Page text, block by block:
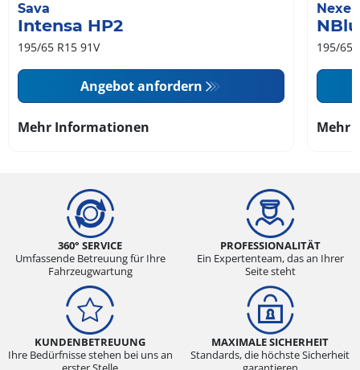
Sava
Intensa HP2
195/65 R15 91V
Angebot anfordern
Mehr Informationen
Nexen
195/65
Mehr
360° SERVICE
Umfassende Betreuung für Ihre
Fahrzeugwartung
PROFESSIONALITÄT
Ein Expertenteam, das an Ihrer
Seite steht
KUNDENBETREUUNG
Ihre Bedürfnisse stehen bei uns an
MAXIMALE SICHERHEIT
Standards, die höchste Sicherheit